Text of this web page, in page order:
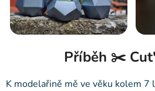
Příběh ✂️
K modelařině mě ve věku kolem